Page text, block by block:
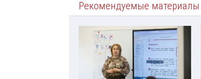
Рекомендуемые материалы